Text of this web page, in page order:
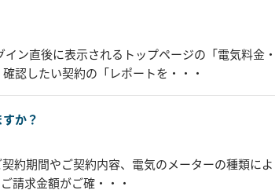
ン直後に表示されるトップページの「電気料金
認したい契約の「レポートを・・・
か？
約期間やご契約内容、電気のメーターの種類に
請求金額がご確・・・